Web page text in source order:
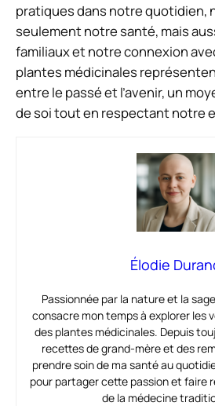
pratiques dans notre quotidien,
seulement notre santé, mais
familiaux et notre connexion
plantes médicinales
entre le passé et l’avenir, un
de soi tout en respectant notre
Élodie
Passionnée par la nature et la
consacre mon temps à explorer les
des plantes médicinales. Depuis
recettes de grand-mère et des
prendre soin de ma santé au
pour partager cette passion et faire
de la médecine